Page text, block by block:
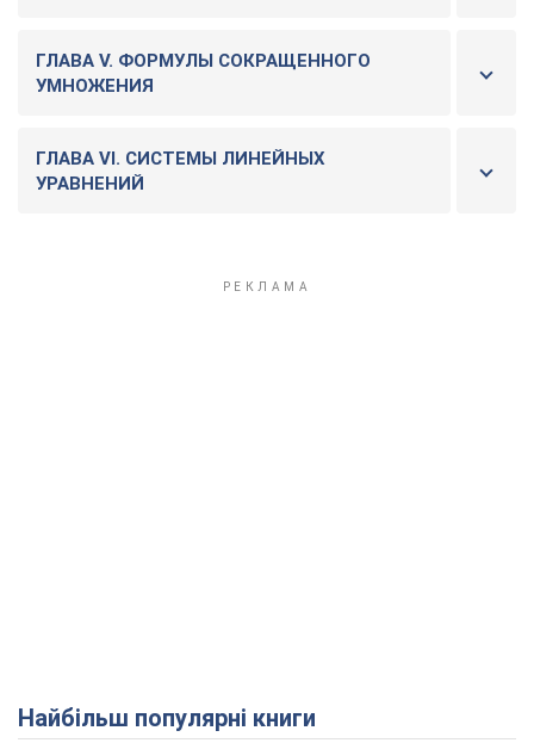
ГЛАВА V. ФОРМУЛЫ СОКРАЩЕННОГО
УМНОЖЕНИЯ
ГЛАВА VI. СИСТЕМЫ ЛИНЕЙНЫХ
УРАВНЕНИЙ
Найбільш популярні книги